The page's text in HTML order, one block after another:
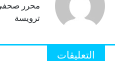
ترويسة
التعليقات